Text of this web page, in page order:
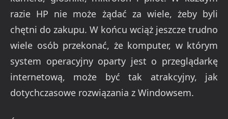
razie HP nie może żądać za wiele, żeby byli
chętni do zakupu. W końcu wciąż jeszcze trudno
wiele osób przekonać, że komputer, w którym
system operacyjny oparty jest o przeglądarkę
internetową, może być tak atrakcyjny, jak
dotychczasowe rozwiązania z Windowsem.